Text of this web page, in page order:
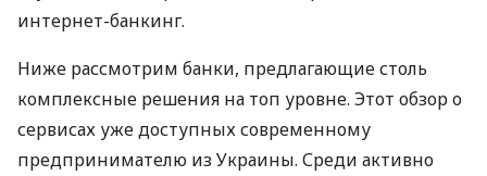
интернет-банкинг.
Ниже рассмотрим банки, предлагающие столь
комплексные решения на топ уровне. Этот обзор о
сервисах уже доступных современному
предпринимателю из Украины. Среди активно